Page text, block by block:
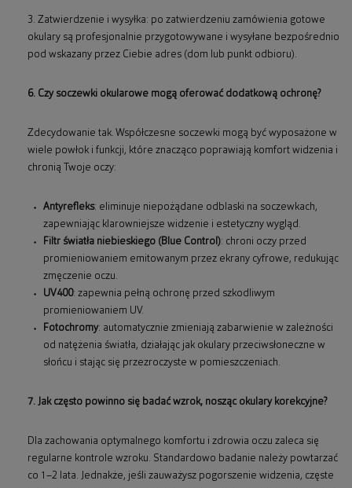
3. Zatwierdzenie i wysyłka: po zatwierdzeniu zamówienia gotowe
okulary są profesjonalnie przygotowywane i wysyłane bezpośrednio
pod wskazany przez Ciebie adres (dom lub punkt odbioru).
6. Czy soczewki okularowe mogą oferować dodatkową ochronę?
Zdecydowanie tak. Współczesne soczewki mogą być wyposażone w
wiele powłok i funkcji, które znacząco poprawiają komfort widzenia i
chronią Twoje oczy:
Antyrefleks: eliminuje niepożądane odblaski na soczewkach,
zapewniając klarowniejsze widzenie i estetyczny wygląd.
Filtr światła niebieskiego (Blue Control): chroni oczy przed
promieniowaniem emitowanym przez ekrany cyfrowe, redukując
zmęczenie oczu.
UV400: zapewnia pełną ochronę przed szkodliwym
promieniowaniem UV.
Fotochromy: automatycznie zmieniają zabarwienie w zależności
od natężenia światła, działając jak okulary przeciwsłoneczne w
słońcu i stając się przezroczyste w pomieszczeniach.
7. Jak często powinno się badać wzrok, nosząc okulary korekcyjne?
Dla zachowania optymalnego komfortu i zdrowia oczu zaleca się
regularne kontrole wzroku. Standardowo badanie należy powtarzać
co 1–2 lata. Jednakże, jeśli zauważysz pogorszenie widzenia, częste